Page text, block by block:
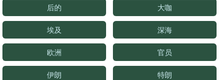
后的 大咖
埃及 深海
欧洲 官员
伊朗 特朗